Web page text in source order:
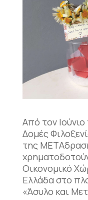
Από τον
Δομές
της
Οικονομικό
Ελλάδα στο
«Άσυλο και